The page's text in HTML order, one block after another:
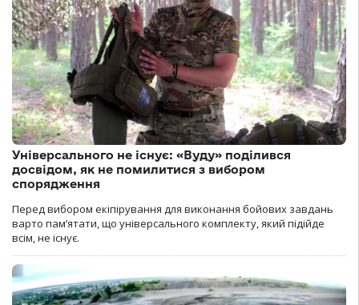
Універсального не існує: «Вуду» поділився
досвідом, як не помилитися з вибором
спорядження
Перед вибором екіпірування для виконання бойових завдань
варто пам’ятати, що універсального комплекту, який підійде
всім, не існує.